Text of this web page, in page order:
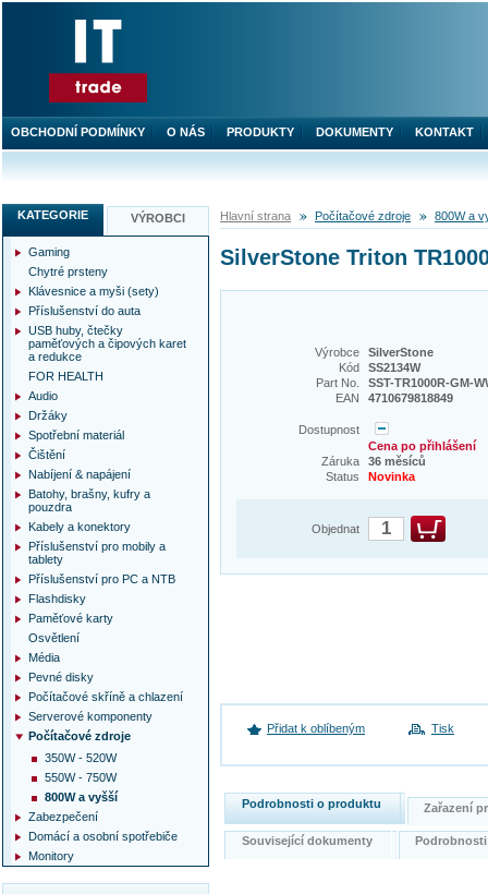
Hlavní strana Počítačové zdroje 800W a
SilverStone Triton
Výrobce
SilverStone
Kód
SS2134W
Part No.
SST-TR1000R-GM-
EAN
4710679818849
Dostupnost
Cena po přihlášení
Záruka
36 měsíců
Status
Novinka
Objednat
Přidat k oblíbeným Tisk
Podrobnosti o produktu Zařazení
Související dokumenty
KATEGORIE VÝROBCI
Gaming
Chytré prsteny
Klávesnice a myši (sety)
Příslušenství do auta
USB huby, čtečky
paměťových a čipových karet
a redukce
FOR HEALTH
Audio
Držáky
Spotřební materiál
Čištění
Nabíjení & napájení
Batohy, brašny, kufry a
pouzdra
Kabely a konektory
Příslušenství pro mobily a
tablety
Příslušenství pro PC a NTB
Flashdisky
Paměťové karty
Osvětlení
Média
Pevné disky
Počítačové skříně a chlazení
Serverové komponenty
Počítačové zdroje
350W - 520W
550W - 750W
800W a vyšší
Zabezpečení
Domácí a osobní spotřebiče
Monitory
OBCHODNÍ PODMÍNKY O NÁS PRODUKTY DOKUMENTY KONTAKT